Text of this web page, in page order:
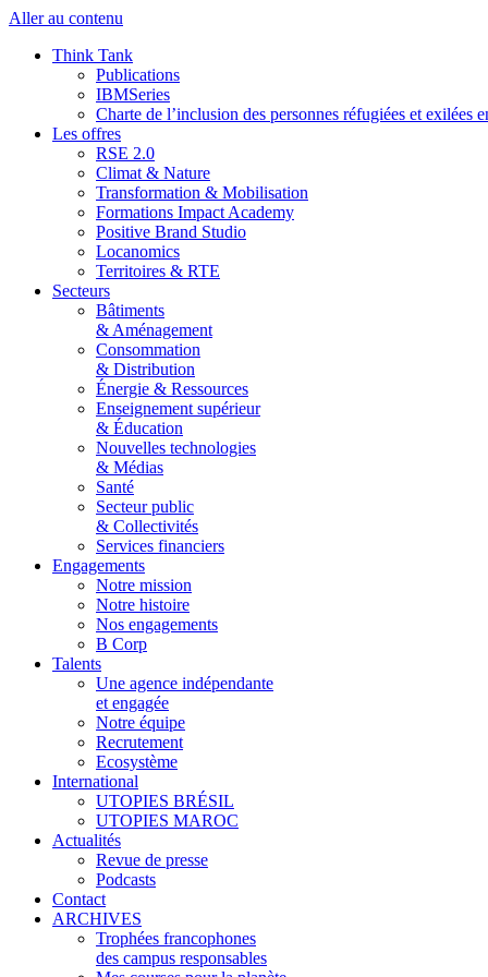
Aller au contenu
Think Tank
Publications
IBMSeries
Charte de l’inclusion des personnes réfugiées et exilées
Les offres
RSE 2.0
Climat & Nature
Transformation & Mobilisation
Formations Impact Academy
Positive Brand Studio
Locanomics
Territoires & RTE
Secteurs
Bâtiments
& Aménagement
Consommation
& Distribution
Énergie & Ressources
Enseignement supérieur
& Éducation
Nouvelles technologies
& Médias
Santé
Secteur public
& Collectivités
Services financiers
Engagements
Notre mission
Notre histoire
Nos engagements
B Corp
Talents
Une agence indépendante
et engagée
Notre équipe
Recrutement
Ecosystème
International
UTOPIES BRÉSIL
UTOPIES MAROC
Actualités
Revue de presse
Podcasts
Contact
ARCHIVES
Trophées francophones
des campus responsables